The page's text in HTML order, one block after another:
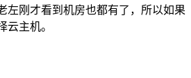
左刚才看到机房也都有了，所以如果
云主机。